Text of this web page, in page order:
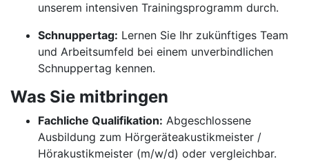
unserem intensiven Trainingsprogramm durch.
Schnuppertag: Lernen Sie Ihr zukünftiges Team
und Arbeitsumfeld bei einem unverbindlichen
Schnuppertag kennen.
Was Sie mitbringen
Fachliche Qualifikation: Abgeschlossene
Ausbildung zum Hörgeräteakustikmeister /
Hörakustikmeister (m/w/d) oder vergleichbar.